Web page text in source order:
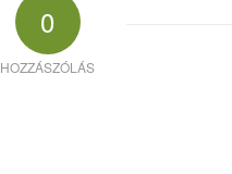
0
HOZZÁSZÓLÁS